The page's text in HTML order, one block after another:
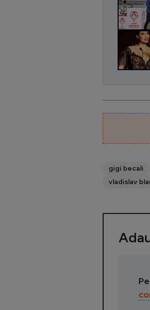
gigi becali
vladislav